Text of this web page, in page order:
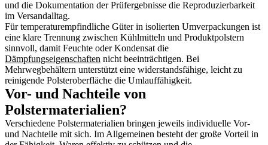
und die Dokumentation der Prüfergebnisse die Reproduzierbarkeit
im Versandalltag.
Für temperaturempfindliche Güter in isolierten Umverpackungen ist
eine klare Trennung zwischen Kühlmitteln und Produktpolstern
sinnvoll, damit Feuchte oder Kondensat die
Dämpfungseigenschaften nicht beeinträchtigen. Bei
Mehrwegbehältern unterstützt eine widerstandsfähige, leicht zu
reinigende Polsteroberfläche die Umlauffähigkeit.
Vor- und Nachteile von
Polstermaterialien?
Verschiedene Polstermaterialien bringen jeweils individuelle Vor-
und Nachteile mit sich. Im Allgemeinen besteht der große Vorteil in